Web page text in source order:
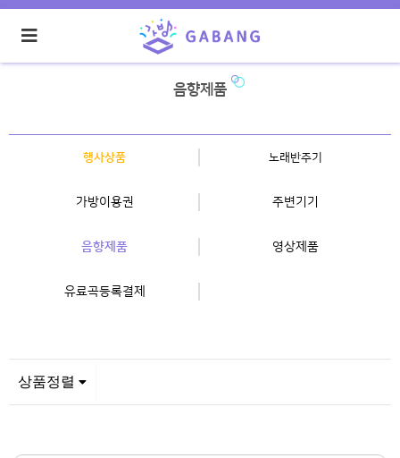
음향제품
행사상품 노래반주기
가방이용권 주변기기
음향제품 영상제품
유료곡등록결제
상품정렬